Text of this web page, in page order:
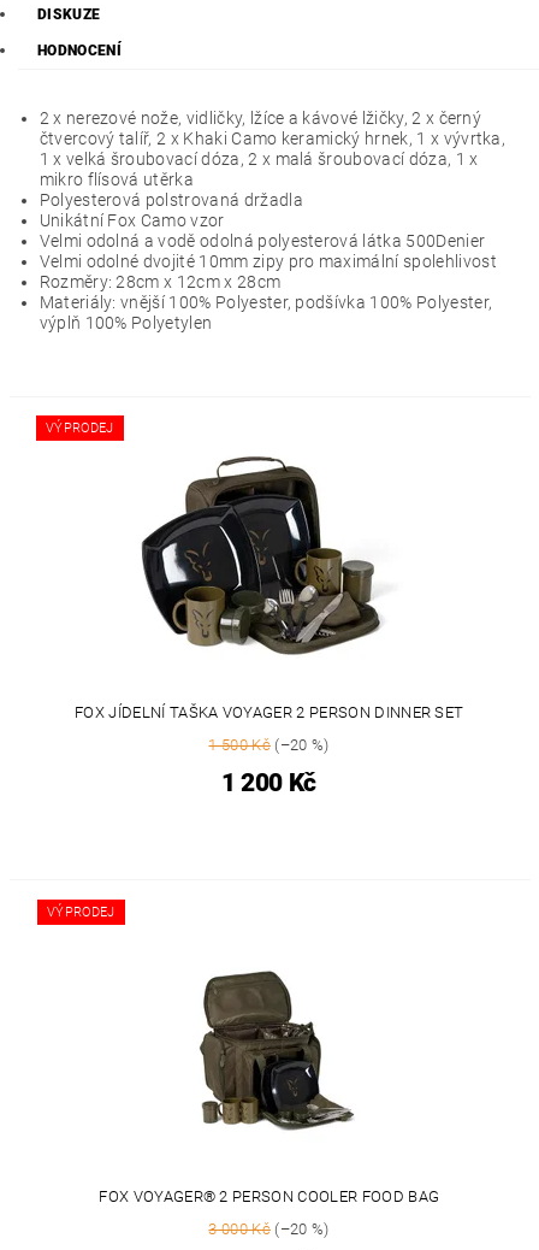
DISKUZE
HODNOCENÍ
2 x nerezové nože, vidličky, lžíce a kávové lžičky, 2 x černý
čtvercový talíř, 2 x Khaki Camo keramický hrnek, 1 x vývrtka,
1 x velká šroubovací dóza, 2 x malá šroubovací dóza, 1 x
mikro flísová utěrka
Polyesterová polstrovaná držadla
Unikátní Fox Camo vzor
Velmi odolná a vodě odolná polyesterová látka 500Denier
Velmi odolné dvojité 10mm zipy pro maximální spolehlivost
Rozměry: 28cm x 12cm x 28cm
Materiály: vnější 100% Polyester, podšívka 100% Polyester,
výplň 100% Polyetylen
VÝPRODEJ
FOX JÍDELNÍ TAŠKA VOYAGER 2 PERSON DINNER SET
1 500 Kč (–20 %)
1 200 Kč
VÝPRODEJ
FOX VOYAGER® 2 PERSON COOLER FOOD BAG
3 000 Kč (–20 %)